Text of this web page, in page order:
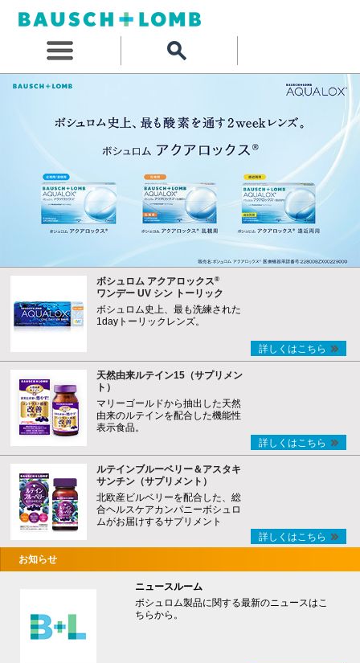
ボシュロム アクアロックス®
ワンデー UV シン トーリック
ボシュロム史上、最も洗練された
1dayトーリックレンズ。
詳しくはこちら
天然由来ルテイン15（サプリメン
ト）
マリーゴールドから抽出した天然
由来のルテインを配合した機能性
表示食品。
詳しくはこちら
ルテインブルーベリー＆アスタキ
サンチン（サプリメント）
北欧産ビルベリーを配合した、総
合ヘルスケアカンパニーボシュロ
ムがお届けするサプリメント
詳しくはこちら
お知らせ
ニュースルーム
ボシュロム製品に関する最新のニュースはこ
ちらから。